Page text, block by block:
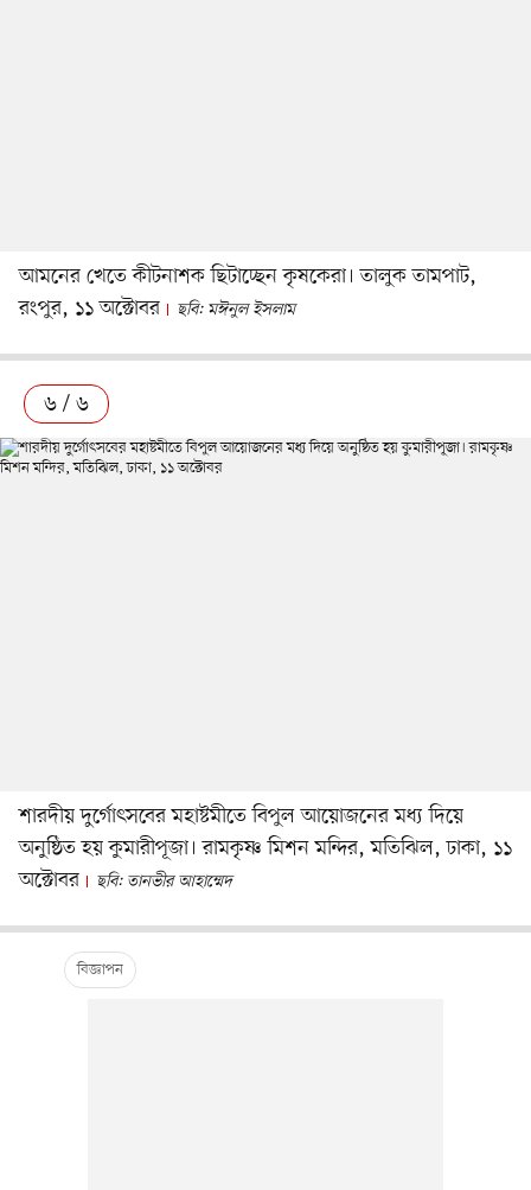
আমনের খেতে কীটনাশক ছিটাচ্ছেন কৃষকেরা। তালুক তামপাট,
রংপুর, ১১ অক্টোবর
ছবি: মঈনুল ইসলাম
৬ / ৬
শারদীয় দুর্গোৎসবের মহাষ্টমীতে বিপুল আয়োজনের মধ্য দিয়ে
অনুষ্ঠিত হয় কুমারীপূজা। রামকৃষ্ণ মিশন মন্দির, মতিঝিল, ঢাকা, ১১
অক্টোবর
ছবি: তানভীর আহাম্মেদ